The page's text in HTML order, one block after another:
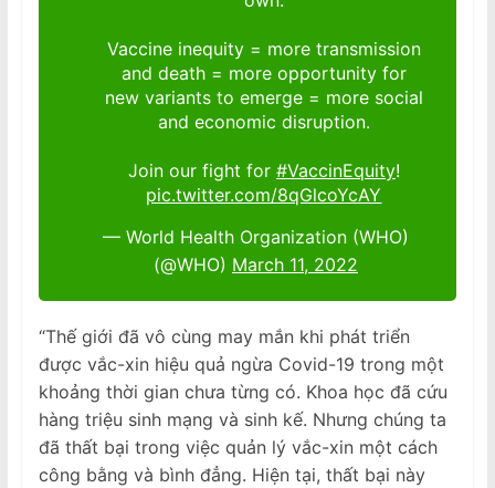
Vaccine inequity = more transmission
and death = more opportunity for
new variants to emerge = more social
and economic disruption.
Join our fight for #VaccinEquity!
pic.twitter.com/8qGlcoYcAY
— World Health Organization (WHO)
(@WHO) March 11, 2022
“Thế giới đã vô cùng may mắn khi phát triển
được vắc-xin hiệu quả ngừa Covid-19 trong một
khoảng thời gian chưa từng có. Khoa học đã cứu
hàng triệu sinh mạng và sinh kế. Nhưng chúng ta
đã thất bại trong việc quản lý vắc-xin một cách
công bằng và bình đẳng. Hiện tại, thất bại này